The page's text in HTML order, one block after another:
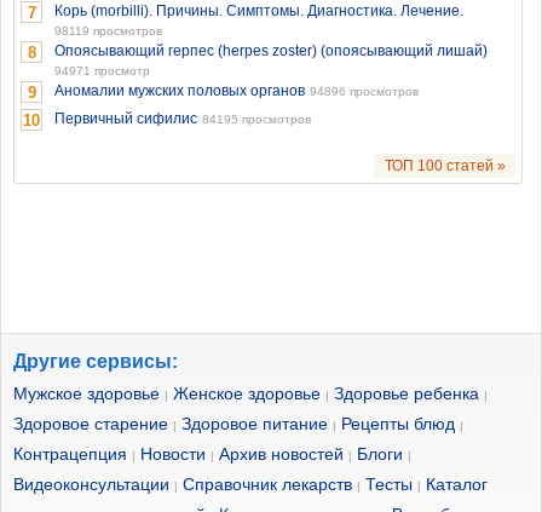
7 Корь (morbilli). Причины. Симптомы. Диагностика. Лечение.
98119 просмотров
8 Опоясывающий герпес (herpes zoster) (опоясывающий лишай)
94971 просмотр
9 Аномалии мужских половых органов 94896 просмотров
10 Первичный сифилис 84195 просмотров
ТОП 100 статей »
Другие сервисы:
Мужское здоровье | Женское здоровье | Здоровье ребенка |
Здоровое старение | Здоровое питание | Рецепты блюд |
Контрацепция | Новости | Архив новостей | Блоги |
Видеоконсультации | Справочник лекарств | Тесты | Каталог